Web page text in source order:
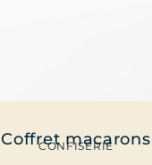
Coffret macarons
CONFISERIE